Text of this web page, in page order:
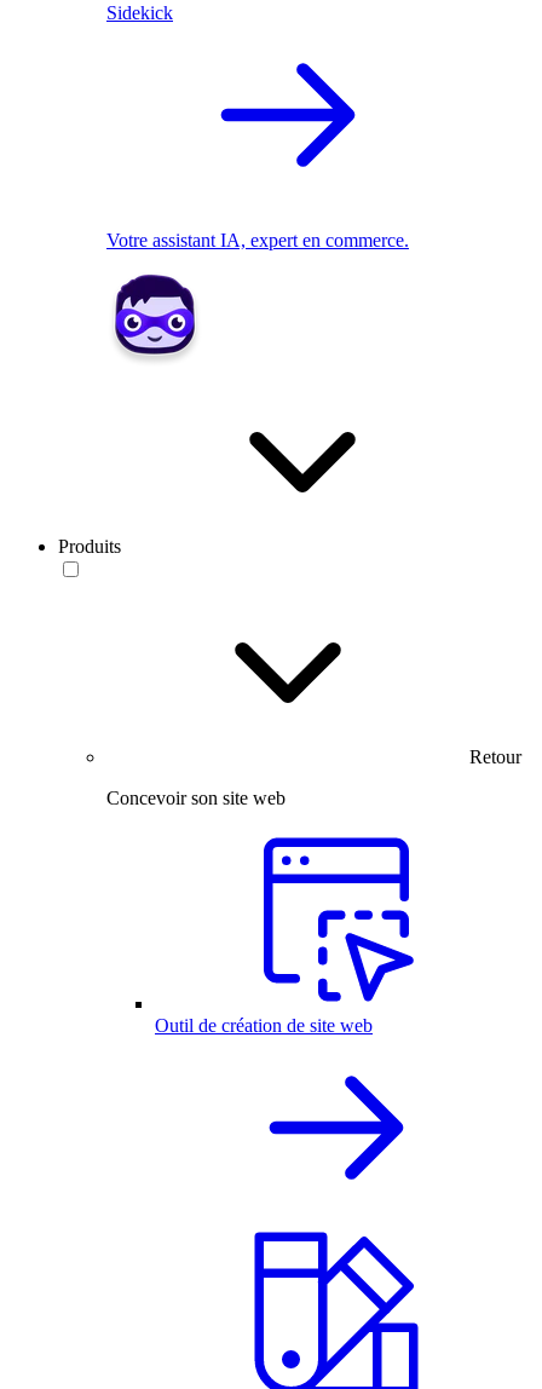
Sidekick
Votre assistant IA, expert en commerce.
Produits
Retour
Concevoir son site web
Outil de création de site web